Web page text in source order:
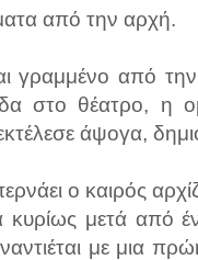
από την αρχή.
γραμμένο από
στο θέατρο, η
άψογα,
ο καιρός
κυρίως μετά από
με μια